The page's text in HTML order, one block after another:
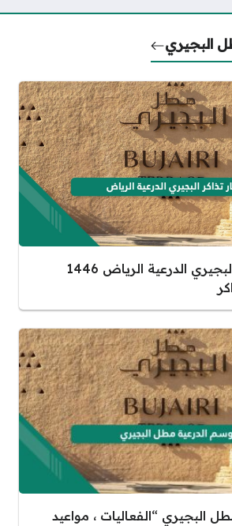
البجيري
كم اسعار تذاكر البجيري الدرعية الرياض 1446
البجيري “الفعاليات ، مواعيد